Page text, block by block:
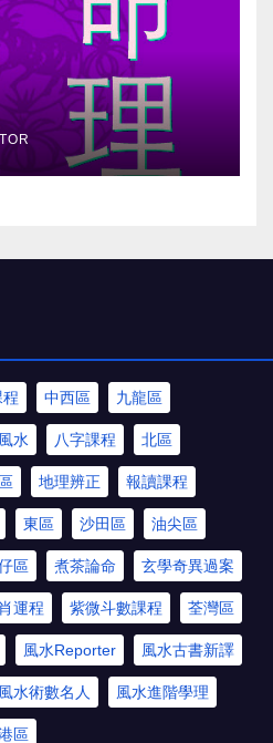
中西區 九龍區
水 八字課程 北區
地理辨正 報讀課程
東區 沙田區 油尖區
區 煮茶論命 玄學奇異過案
運程 紫微斗數課程 荃灣區
風水Reporter 風水古書新譯
風水術數名人 風水進階學理
區